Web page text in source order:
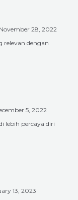
November 28, 2022
relevan dengan
5, 2022
lebih percaya diri
13, 2023